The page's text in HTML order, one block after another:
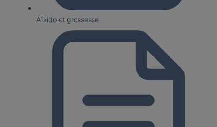
Aïkido et grossesse